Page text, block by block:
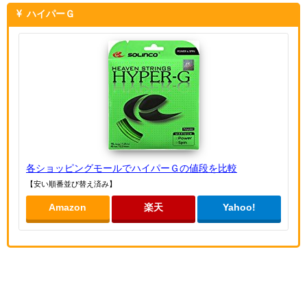
ハイパーＧ
各ショッピングモールでハイパーＧの値段を比較
【安い順番並び替え済み】
Amazon 楽天 Yahoo!